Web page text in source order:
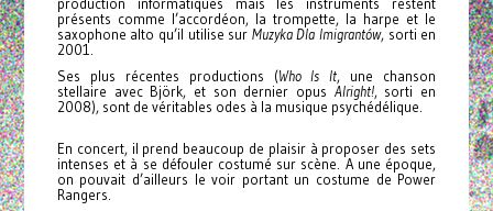
production informatiques mais les instruments restent
présents comme l’accordéon, la trompette, la harpe et le
saxophone alto qu’il utilise sur Muzyka Dla Imigrantów, sorti en
2001.
Ses plus récentes productions (Who Is It, une chanson
stellaire avec Björk, et son dernier opus Alright!, sorti en
2008), sont de véritables odes à la musique psychédélique.
En concert, il prend beaucoup de plaisir à proposer des sets
intenses et à se défouler costumé sur scène. A une époque,
on pouvait d’ailleurs le voir portant un costume de Power
Rangers.